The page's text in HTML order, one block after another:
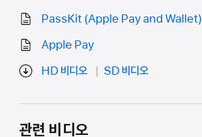
PassKit (Apple Pay and Wallet)
Apple Pay
HD 비디오
SD 비디오
관련 비디오